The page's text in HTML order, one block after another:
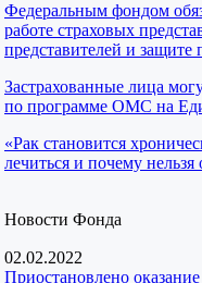
Федеральным фондом
работе страховых
представителей и защите
Застрахованные лица
по программе ОМС на
«Рак становится
лечиться и почему нельзя
Новости Фонда
02.02.2022
Приостановлено